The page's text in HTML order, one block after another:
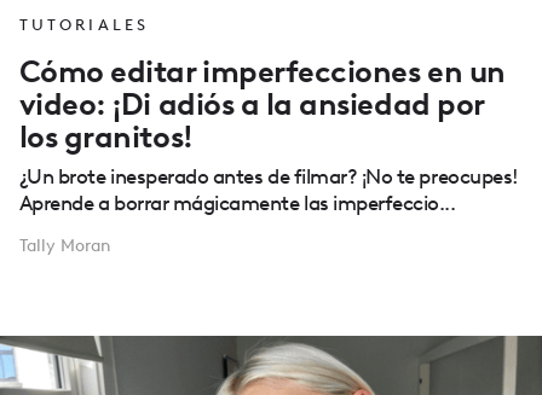
TUTORIALES
Cómo editar imperfecciones en un
video: ¡Di adiós a la ansiedad por
los granitos!
¿Un brote inesperado antes de filmar? ¡No te preocupes!
Aprende a borrar mágicamente las imperfeccio...
Tally Moran